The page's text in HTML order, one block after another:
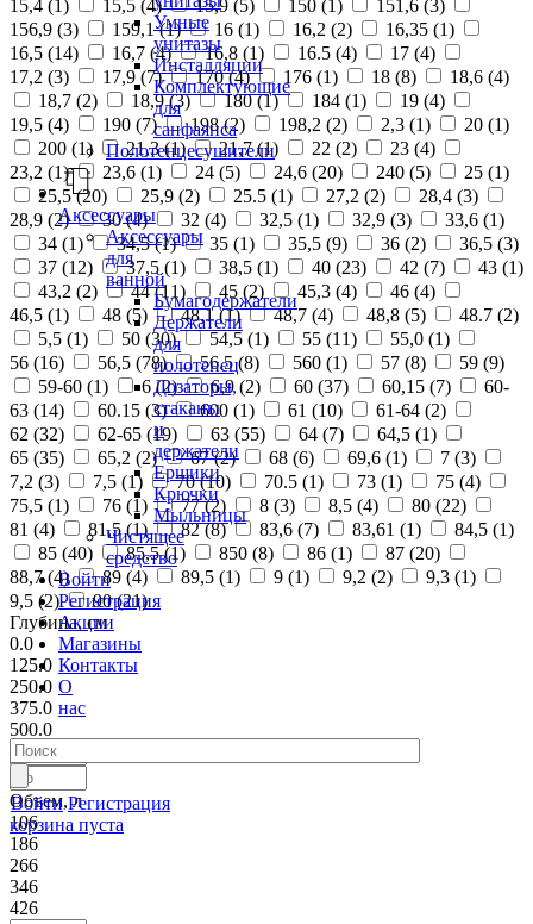
Умные
унитазы
Инсталляции
Комплектующие
для
санфаянса
Полотенцесушители
Аксессуары
Аксессуары
для
ванной
Бумагодержатели
Держатели
для
полотенец
Дозаторы,
стаканы
и
держатели
Ершики
Крючки
Мыльницы
Чистящее
средство
Войти
Регистрация
Акции
Магазины
Контакты
О
нас
Войти Регистрация
корзина пуста
15,4 (1 ) 15,5 (4) 15,9 (5) 150 (1 ) 151,6 (3)
156,9 (3) 159,1 (1) 16 (1) 16,2 (2) 16,35 (1)
16,5 (14) 16,7 (4) 16,8 (1) 16.5 (4) 17 (4)
17,2 (3) 17,9 (7) 170 (4) 176 (1) 18 (8) 18,6 (4)
18,7 (2) 18,9 (3) 180 (1) 184 (1) 19 (4)
19,5 (4) 190 (7) 198 (2) 198,2 (2) 2,3 (1) 20 (1)
200 (1) 21,3 (1) 21,7 (1) 22 (2) 23 (4)
23,2 (1) 23,6 (1) 24 (5) 24,6 (20) 240 (5) 25 (1)
25,5 (20) 25,9 (2) 25.5 (1) 27,2 (2) 28,4 (3)
28,9 (2) 30 (4) 32 (4) 32,5 (1) 32,9 (3) 33,6 (1)
34 (1) 34,5 (1) 35 (1) 35,5 (9) 36 (2) 36,5 (3)
37 (12) 37,5 (1) 38,5 (1) 40 (23) 42 (7) 43 (1)
43,2 (2) 44 (11) 45 (2) 45,3 (4) 46 (4)
46,5 (1) 48 (5) 48,1 (1) 48,7 (4) 48,8 (5) 48.7 (2)
5,5 (1) 50 (30) 54,5 (1) 55 (11) 55,0 (1)
56 (16) 56,5 (78) 56.5 (8) 560 (1) 57 (8) 59 (9)
59-60 (1) 6 (2) 6,9 (2) 60 (37) 60,15 (7)
60-
63 (14) 60.15 (3) 600 (1) 61 (10) 61-64 (2)
62 (32) 62-65 (19) 63 (55) 64 (7) 64,5 (1)
65 (35) 65,2 (2) 67 (2) 68 (6) 69,6 (1) 7 (3)
7,2 (3) 7,5 (1) 70 (10) 70.5 (1) 73 (1) 75 (4)
75,5 (1) 76 (1) 77 (2) 8 (3) 8,5 (4) 80 (22)
81 (4) 81,5 (1) 82 (8) 83,6 (7) 83,61 (1) 84,5 (1)
85 (40) 85,5 (1) 850 (8) 86 (1) 87 (20)
88,7 (4) 89 (4) 89,5 (1) 9 (1) 9,2 (2) 9,3 (1)
9,5 (2) 90 (21)
Глубина, см
0.0
125.0
250.0
375.0
500.0
Объем, л
106
186
266
346
426